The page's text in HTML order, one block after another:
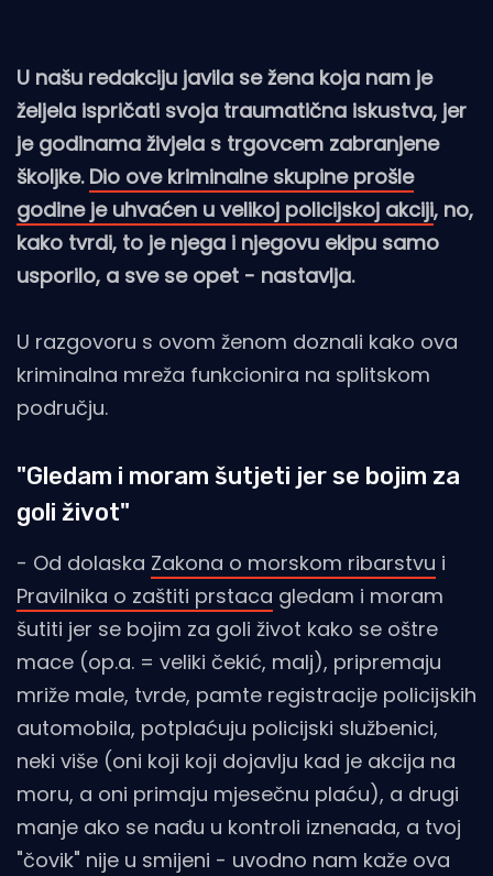
U našu redakciju javila se žena koja nam je
željela ispričati svoja traumatična iskustva, jer
je godinama živjela s trgovcem zabranjene
školjke. Dio ove kriminalne skupine prošle
godine je uhvaćen u velikoj policijskoj akciji, no,
kako tvrdi, to je njega i njegovu ekipu samo
usporilo, a sve se opet - nastavlja.
U razgovoru s ovom ženom doznali kako ova
kriminalna mreža funkcionira na splitskom
području.
"Gledam i moram šutjeti jer se bojim za
goli život"
- Od dolaska Zakona o morskom ribarstvu i
Pravilnika o zaštiti prstaca gledam i moram
šutiti jer se bojim za goli život kako se oštre
mace (op.a. = veliki čekić, malj), pripremaju
mriže male, tvrde, pamte registracije policijskih
automobila, potplaćuju policijski službenici,
neki više (oni koji koji dojavlju kad je akcija na
moru, a oni primaju mjesečnu plaću), a drugi
manje ako se nađu u kontroli iznenada, a tvoj
"čovik" nije u smijeni - uvodno nam kaže ova